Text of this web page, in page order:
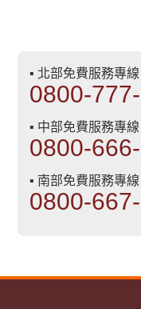
▪ 北部免費服務專線
0800-
▪ 中部免費服務專線
0800-
▪ 南部免費服務專線
0800-